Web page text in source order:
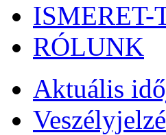
ISMERET-
RÓLUNK
Aktuális